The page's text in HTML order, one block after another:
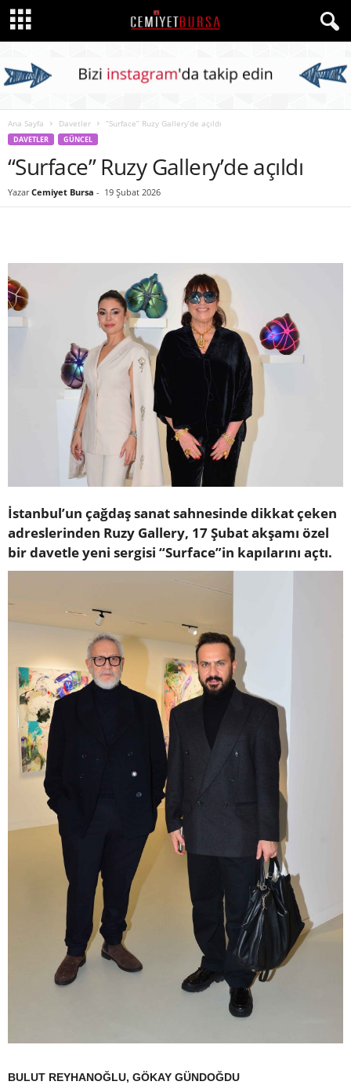
Ana Sayfa Davetler “Surface” Ruzy Gallery’de açıldı
DAVETLER GÜNCEL
“Surface” Ruzy Gallery’de açıldı
Yazar Cemiyet Bursa - 19 Şubat 2026
İstanbul’un çağdaş sanat sahnesinde dikkat çeken
adreslerinden Ruzy Gallery, 17 Şubat akşamı özel
bir davetle yeni sergisi “Surface”in kapılarını açtı.
BULUT REYHANOĞLU, GÖKAY GÜNDOĞDU